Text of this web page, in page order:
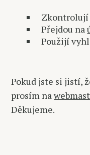
Zkontrolují
Přejdou na
Použijí
Pokud jste si jistí,
prosím na
Děkujeme.